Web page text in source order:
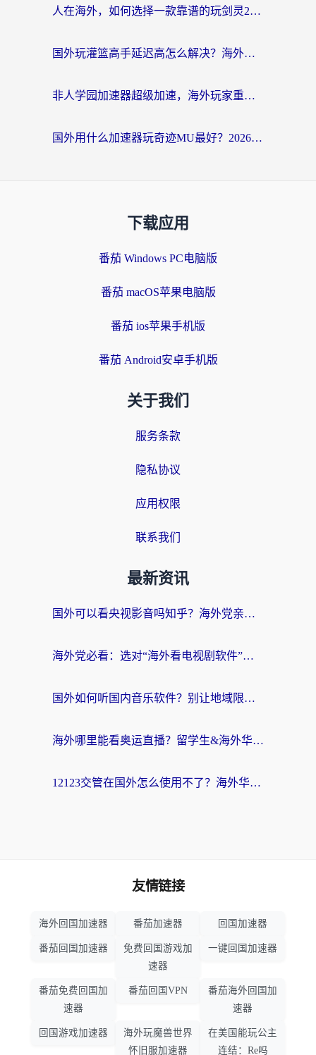
人在海外，如何选择一款靠谱的玩剑灵2加速器？
国外玩灌篮高手延迟高怎么解决？海外玩家国服游戏加速终极指南
非人学园加速器超级加速，海外玩家重返国服的通行证
国外用什么加速器玩奇迹MU最好？2026海外玩家国服游戏加速全攻略
下载应用
番茄 Windows PC电脑版
番茄 macOS苹果电脑版
番茄 ios苹果手机版
番茄 Android安卓手机版
关于我们
服务条款
隐私协议
应用权限
联系我们
最新资讯
国外可以看央视影音吗知乎？海外党亲测有效的回国加速方案
海外党必看：选对“海外看电视剧软件”，再也不用愁国内剧刷不了
国外如何听国内音乐软件？别让地域限制，断了你的中文歌单
海外哪里能看奥运直播？留学生&海外华人必看的体育赛事观赛终极指南
12123交管在国外怎么使用不了？海外华人必看的无缝访问国内资源指南
友情链接
海外回国加速器 番茄加速器 回国加速器
番茄回国加速器
免费回国游戏加
速器
一键回国加速器
番茄免费回国加
速器
番茄回国VPN
番茄海外回国加
速器
回国游戏加速器
海外玩魔兽世界
怀旧服加速器
在美国能玩公主
连结：Re吗